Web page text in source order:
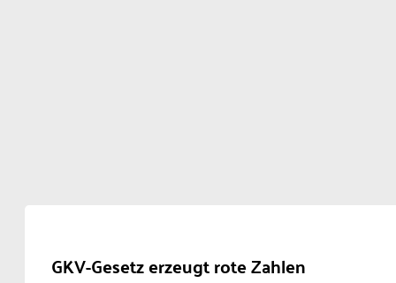
GKV-Gesetz erzeugt rote Zahlen